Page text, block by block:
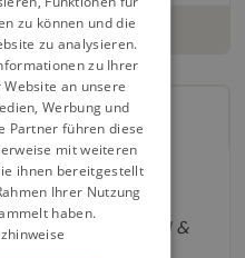
Gastronomie GmbH &
zu können und die
zu analysieren.
zu Ihrer
an unsere
Werbung und
Partner führen diese
mit weiteren
ihnen bereitgestellt
Ihrer Nutzung
haben.